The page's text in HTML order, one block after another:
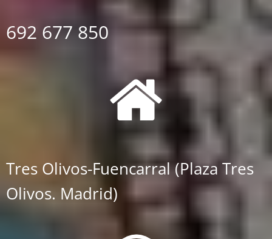
692 677 850
Tres Olivos-Fuencarral (Plaza Tres
Olivos. Madrid)